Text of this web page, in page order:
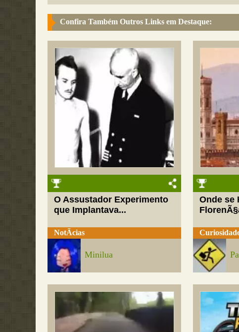
Confira Também Outros Links em Destaque:
O Assustador Experimento
que Implantava...
NotÃ­cias
Minilua
Onde se